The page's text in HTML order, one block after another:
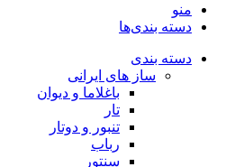
منو
دسته بندی‌ها
دسته بندی
ساز های ایرانی
باغلاما و دیوان
تار
تنبور و دوتار
رباب
سنتور